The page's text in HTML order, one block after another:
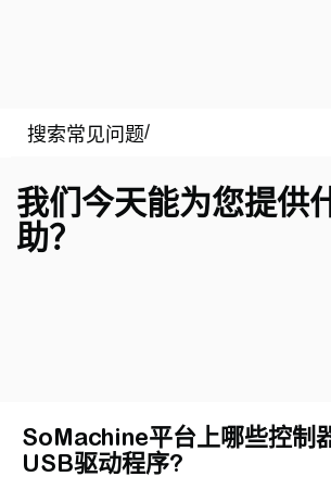
我们今天能为您提供
助？
SoMachine平台上哪些控制
USB驱动程序?